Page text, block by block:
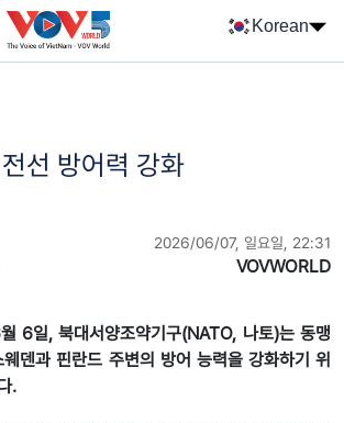
Korean
선 방어력 강화
2026/06/07, 일요일, 22:31
VOVWORLD
6일, 북대서양조약기구(NATO, 나토)는 동맹
덴과 핀란드 주변의 방어 능력을 강화하기 위
.